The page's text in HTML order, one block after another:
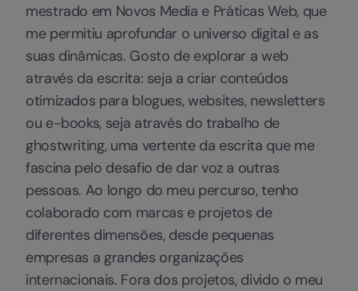
mestrado em Novos Media e Práticas Web, que
me permitiu aprofundar o universo digital e as
suas dinâmicas. Gosto de explorar a web
através da escrita: seja a criar conteúdos
otimizados para blogues, websites, newsletters
ou e-books, seja através do trabalho de
ghostwriting, uma vertente da escrita que me
fascina pelo desafio de dar voz a outras
pessoas. Ao longo do meu percurso, tenho
colaborado com marcas e projetos de
diferentes dimensões, desde pequenas
empresas a grandes organizações
internacionais. Fora dos projetos, divido o meu